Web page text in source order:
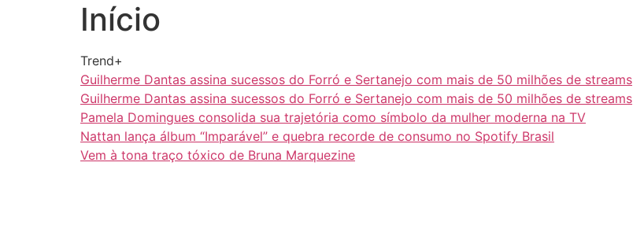
Início
Trend+
Guilherme Dantas assina sucessos do Forró e Sertanejo com mais de 50 milhões de streams
Guilherme Dantas assina sucessos do Forró e Sertanejo com mais de 50 milhões de streams
Pamela Domingues consolida sua trajetória como símbolo da mulher moderna na TV
Nattan lança álbum “Imparável” e quebra recorde de consumo no Spotify Brasil
Vem à tona traço tóxico de Bruna Marquezine